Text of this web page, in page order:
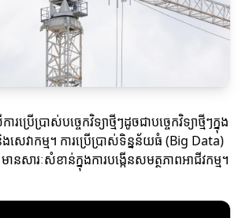
ើប្រាស់បច្ចេកវិទ្យាថ្មីៗដូចជាបច្ចេកវិទ្យាថ្មីៗក្នុង
ងសេវាកម្ម។ ការប្រើប្រាស់ទិន្នន័យធំ (Big Data)
ានសារៈសំខាន់ក្នុងការបង្កើនសមត្ថភាពអាជីវកម្ម។